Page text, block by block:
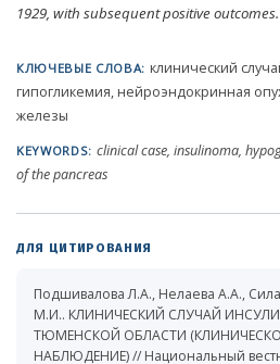
1929, with subsequent positive outcomes.
КЛЮЧЕВЫЕ СЛОВА: клинический
гипогликемия, нейроэндокринная
железы
KEYWORDS: clinical case, insulinoma,
of the pancreas
ДЛЯ ЦИТИРОВАНИЯ
Подшивалова Л.А., Нелаева А.А.,
М.И.. КЛИНИЧЕСКИЙ СЛУЧАЙ
ТЮМЕНСКОЙ ОБЛАСТИ
НАБЛЮДЕНИЕ) // Национальный